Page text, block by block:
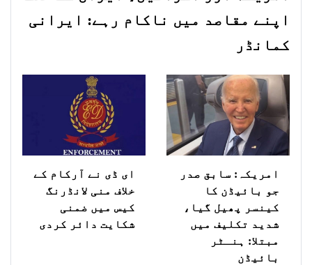
اپنے مقاصد میں ناکام رہے: ایرانی
کمانڈر
امریکہ: سابق صدر
جو بائیڈن کا
کینسر پھیل گیا،
شدید تکلیف میں
مبتلا: ہنـٹر
بائیڈن
ای ڈی نے آرکام کے
خلاف منی لانڈرنگ
کیس میں ضمنی
شکایت دائر کردی